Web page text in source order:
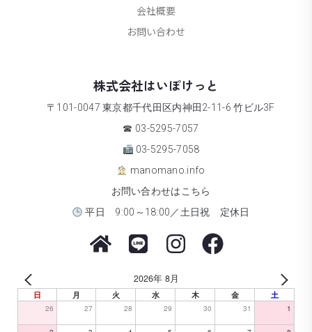
会社概要
お問い合わせ
株式会社はいぽけっと
〒101-0047 東京都千代田区内神田2-11-6 竹ビル3F
☎ 03-5295-7057
03-5295-7058
manomano.info
お問い合わせはこちら
平日 9:00～18:00／土日祝 定休日
2026年 8月
日 月 火 水 木 金 土
26 27 28 29 30 31 1